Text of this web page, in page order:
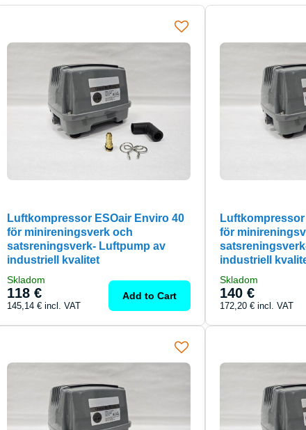
Luftkompressor ESOair Enviro 40
för minireningsverk och
satsreningsverk- Luftpump av
industriell kvalitet
Skladom
118 €
145,14 €incl. VAT
Add to Cart
för
industriell
Skladom
140 €
172,20 € incl. VAT